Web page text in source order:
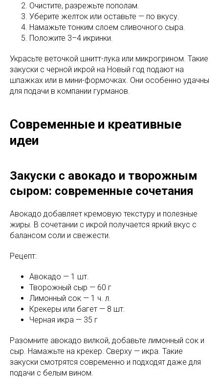
Очистите, разрежьте пополам.
Уберите желток или оставьте — по вкусу.
Намажьте тонким слоем сливочного сыра.
Положите 3–4 икринки.
Украсьте веточкой шнитт-лука или микрогрином. Такие
закуски с черной икрой на Новый год подают на
шпажках или в мини-формочках. Они особенно удачны
для подачи в компании гурманов.
Современные и креативные
идеи
Закуски с авокадо и творожным
сыром: современные сочетания
Авокадо добавляет кремовую текстуру и полезные
жиры. В сочетании с икрой получается яркий вкус с
балансом соли и свежести.
Рецепт:
Авокадо — 1 шт.
Творожный сыр — 60 г
Лимонный сок — 1 ч. л.
Крекеры или багет — 8 шт.
Черная икра — 35 г
Разомните авокадо вилкой, добавьте лимонный сок и
сыр. Намажьте на крекер. Сверху — икра. Такие
закуски смотрятся современно и подходят даже для
подачи с белым вином.